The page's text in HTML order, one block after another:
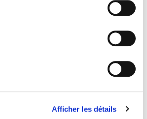
Afficher les détails
Justice durant la Seconde guerre